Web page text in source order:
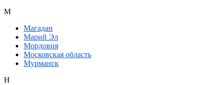
М
Магадан
Марий Эл
Мордовия
Московская область
Мурманск
Н